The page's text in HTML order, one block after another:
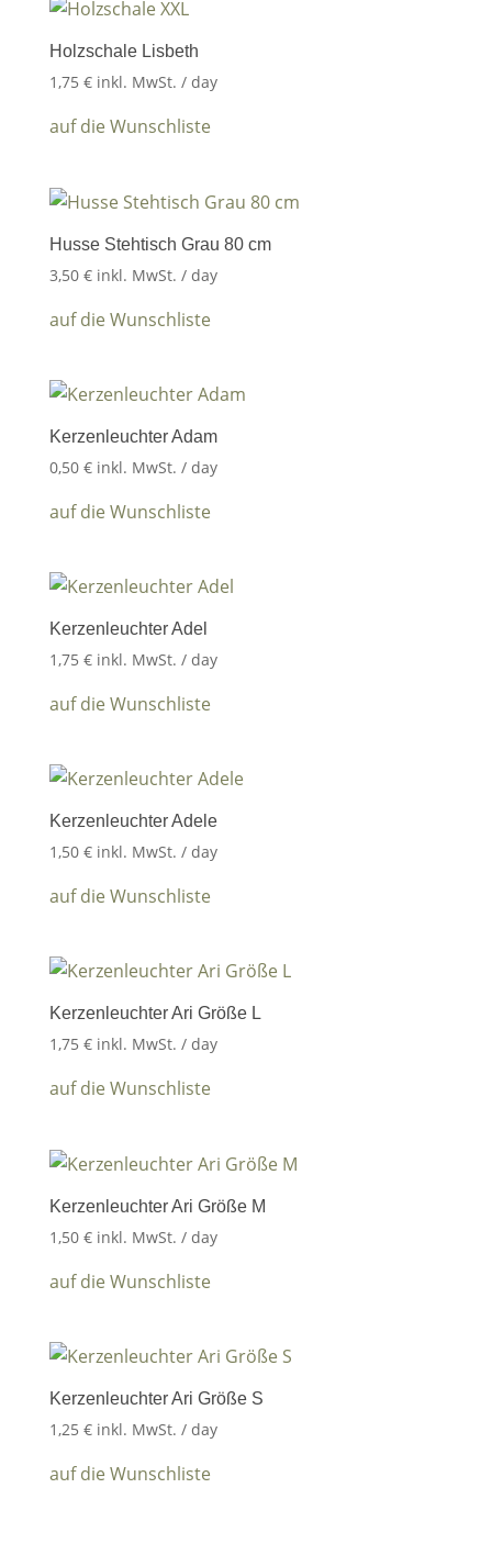
Holzschale Lisbeth
1,75 € inkl. MwSt. / day
auf die Wunschliste
Husse Stehtisch Grau 80 cm
3,50 € inkl. MwSt. / day
auf die Wunschliste
Kerzenleuchter Adam
0,50 € inkl. MwSt. / day
auf die Wunschliste
Kerzenleuchter Adel
1,75 € inkl. MwSt. / day
auf die Wunschliste
Kerzenleuchter Adele
1,50 € inkl. MwSt. / day
auf die Wunschliste
Kerzenleuchter Ari Größe L
1,75 € inkl. MwSt. / day
auf die Wunschliste
Kerzenleuchter Ari Größe M
1,50 € inkl. MwSt. / day
auf die Wunschliste
Kerzenleuchter Ari Größe S
1,25 € inkl. MwSt. / day
auf die Wunschliste